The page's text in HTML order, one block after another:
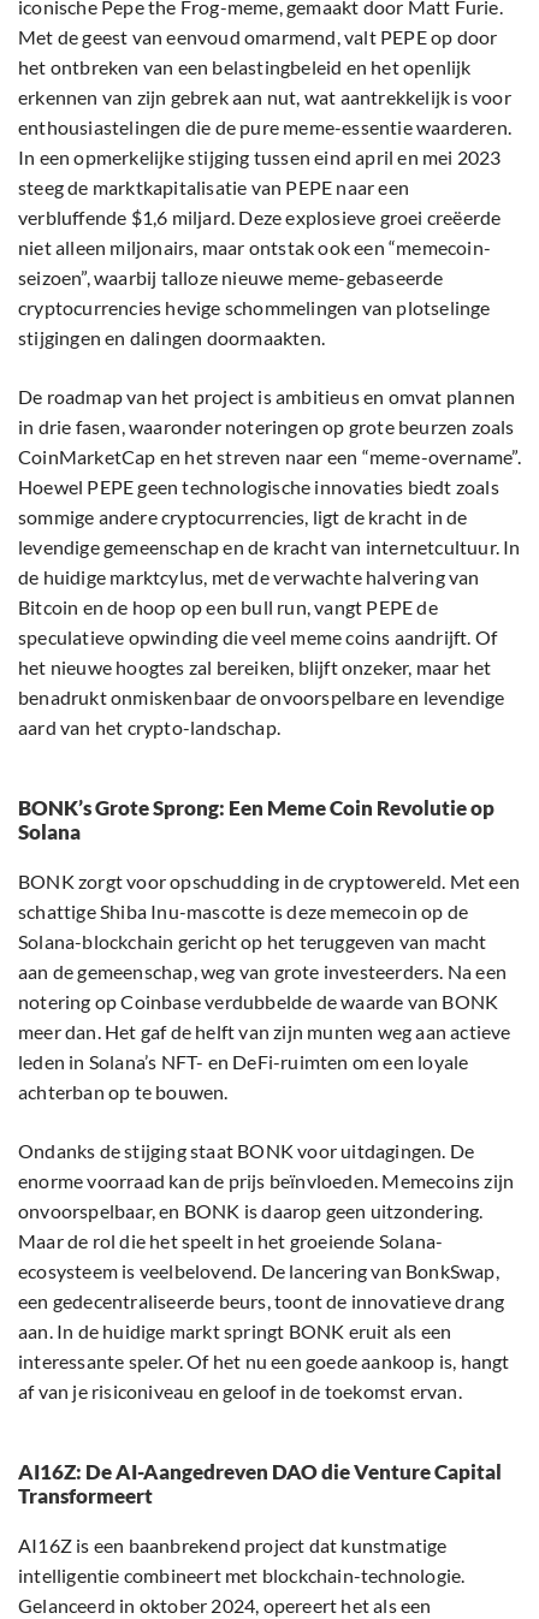
iconische Pepe the Frog-meme, gemaakt door Matt Furie.
Met de geest van eenvoud omarmend, valt PEPE op door
het ontbreken van een belastingbeleid en het openlijk
erkennen van zijn gebrek aan nut, wat aantrekkelijk is voor
enthousiastelingen die de pure meme-essentie waarderen.
In een opmerkelijke stijging tussen eind april en mei 2023
steeg de marktkapitalisatie van PEPE naar een
verbluffende $1,6 miljard. Deze explosieve groei creëerde
niet alleen miljonairs, maar ontstak ook een “memecoin-
seizoen”, waarbij talloze nieuwe meme-gebaseerde
cryptocurrencies hevige schommelingen van plotselinge
stijgingen en dalingen doormaakten.
De roadmap van het project is ambitieus en omvat plannen
in drie fasen, waaronder noteringen op grote beurzen zoals
CoinMarketCap en het streven naar een “meme-overname”.
Hoewel PEPE geen technologische innovaties biedt zoals
sommige andere cryptocurrencies, ligt de kracht in de
levendige gemeenschap en de kracht van internetcultuur. In
de huidige marktcylus, met de verwachte halvering van
Bitcoin en de hoop op een bull run, vangt PEPE de
speculatieve opwinding die veel meme coins aandrijft. Of
het nieuwe hoogtes zal bereiken, blijft onzeker, maar het
benadrukt onmiskenbaar de onvoorspelbare en levendige
aard van het crypto-landschap.
BONK’s Grote Sprong: Een Meme Coin Revolutie op
Solana
BONK zorgt voor opschudding in de cryptowereld. Met een
schattige Shiba Inu-mascotte is deze memecoin op de
Solana-blockchain gericht op het teruggeven van macht
aan de gemeenschap, weg van grote investeerders. Na een
notering op Coinbase verdubbelde de waarde van BONK
meer dan. Het gaf de helft van zijn munten weg aan actieve
leden in Solana’s NFT- en DeFi-ruimten om een loyale
achterban op te bouwen.
Ondanks de stijging staat BONK voor uitdagingen. De
enorme voorraad kan de prijs beïnvloeden. Memecoins zijn
onvoorspelbaar, en BONK is daarop geen uitzondering.
Maar de rol die het speelt in het groeiende Solana-
ecosysteem is veelbelovend. De lancering van BonkSwap,
een gedecentraliseerde beurs, toont de innovatieve drang
aan. In de huidige markt springt BONK eruit als een
interessante speler. Of het nu een goede aankoop is, hangt
af van je risiconiveau en geloof in de toekomst ervan.
AI16Z: De AI-Aangedreven DAO die Venture Capital
Transformeert
AI16Z is een baanbrekend project dat kunstmatige
intelligentie combineert met blockchain-technologie.
Gelanceerd in oktober 2024, opereert het als een